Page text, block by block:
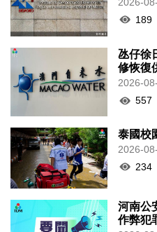
189
氹仔徐
修恢復
2026-
557
泰國校
2026-
234
河南公
作弊犯